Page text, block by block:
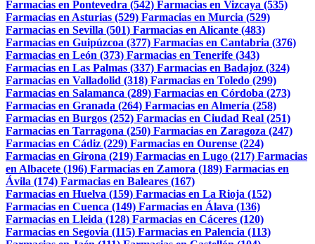
Farmacias en Pontevedra (542) Farmacias en Vizcaya (535)
Farmacias en Asturias (529) Farmacias en Murcia (529)
Farmacias en Sevilla (501) Farmacias en Alicante (483)
Farmacias en Guipúzcoa (377) Farmacias en Cantabria (376)
Farmacias en León (373) Farmacias en Tenerife (343)
Farmacias en Las Palmas (337) Farmacias en Badajoz (324)
Farmacias en Valladolid (318) Farmacias en Toledo (299)
Farmacias en Salamanca (289) Farmacias en Córdoba (273)
Farmacias en Granada (264) Farmacias en Almería (258)
Farmacias en Burgos (252) Farmacias en Ciudad Real (251)
Farmacias en Tarragona (250) Farmacias en Zaragoza (247)
Farmacias en Cádiz (229) Farmacias en Ourense (224)
Farmacias en Girona (219) Farmacias en Lugo (217) Farmacias
en Albacete (196) Farmacias en Zamora (189) Farmacias en
Ávila (174) Farmacias en Baleares (167)
Farmacias en Huelva (159) Farmacias en La Rioja (152)
Farmacias en Cuenca (149) Farmacias en Álava (136)
Farmacias en Lleida (128) Farmacias en Cáceres (120)
Farmacias en Segovia (115) Farmacias en Palencia (113)